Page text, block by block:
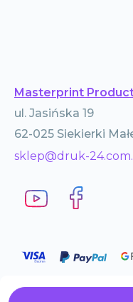
Masterprint
ul. Jasińska 19
62-025 Siekierki
sklep@druk-